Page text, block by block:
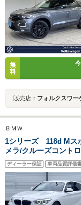
無
料
販売店： フォルクスワ
ＢＭＷ
1シリーズ 118d Mス
メラ/クルーズコント
証
ディーラー保証 車両品質評価